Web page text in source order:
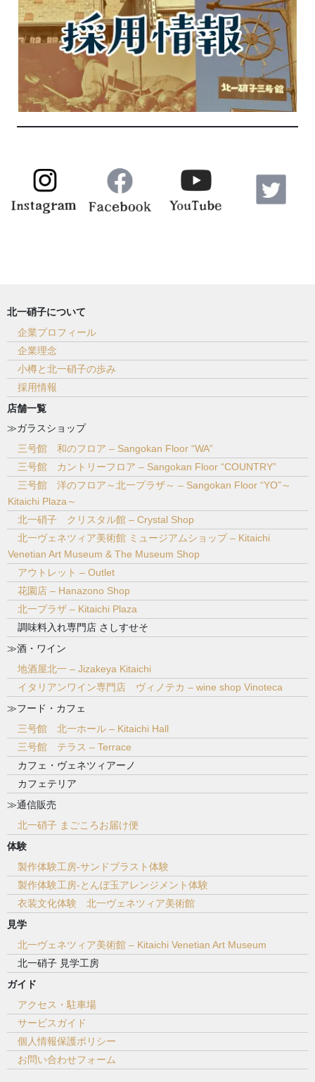
北一硝子について
企業プロフィール
企業理念
小樽と北一硝子の歩み
採用情報
店舗一覧
≫ガラスショップ
三号館 和のフロア – Sangokan Floor “WA”
三号館 カントリーフロア – Sangokan Floor “COUNTRY”
三号館 洋のフロア～北一プラザ～ – Sangokan Floor “YO”～
Kitaichi Plaza～
北一硝子 クリスタル館 – Crystal Shop
北一ヴェネツィア美術館 ミュージアムショップ – Kitaichi
Venetian Art Museum & The Museum Shop
アウトレット – Outlet
花園店 – Hanazono Shop
北一プラザ – Kitaichi Plaza
調味料入れ専門店 さしすせそ
≫酒・ワイン
地酒屋北一 – Jizakeya Kitaichi
イタリアンワイン専門店 ヴィノテカ – wine shop Vinoteca
≫フード・カフェ
三号館 北一ホール – Kitaichi Hall
三号館 テラス – Terrace
カフェ・ヴェネツィアーノ
カフェテリア
≫通信販売
北一硝子 まごころお届け便
体験
製作体験工房-サンドブラスト体験
製作体験工房-とんぼ玉アレンジメント体験
衣装文化体験 北一ヴェネツィア美術館
見学
北一ヴェネツィア美術館 – Kitaichi Venetian Art Museum
北一硝子 見学工房
ガイド
アクセス・駐車場
サービスガイド
個人情報保護ポリシー
お問い合わせフォーム